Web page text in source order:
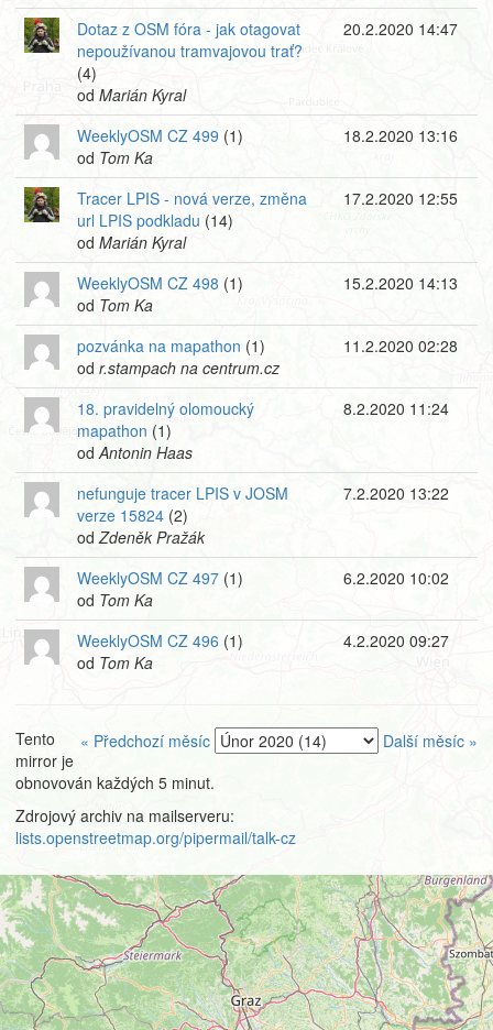
Dotaz z OSM fóra - jak otagovat
nepoužívanou tramvajovou trať?
(4)
od Marián Kyral
20.2.2020 14:47
WeeklyOSM CZ 499 (1)
od Tom Ka
18.2.2020 13:16
Tracer LPIS - nová verze, změna
url LPIS podkladu (14)
od Marián Kyral
17.2.2020 12:55
WeeklyOSM CZ 498 (1)
od Tom Ka
15.2.2020 14:13
pozvánka na mapathon (1)
od r.stampach na centrum.cz
11.2.2020 02:28
18. pravidelný olomoucký
mapathon (1)
odAntonin Haas
8.2.2020 11:24
nefunguje tracer LPIS v JOSM
verze 15824 (2)
odZdeněk Pražák
7.2.2020 13:22
WeeklyOSM CZ 497 (1)
od Tom Ka
6.2.2020 10:02
WeeklyOSM CZ 496 (1)
od Tom Ka
4.2.2020 09:27
« Předchozí měsíc Další měsíc »
Tento
mirror je
obnovován každých 5 minut.
Zdrojový archiv na mailserveru:
lists.openstreetmap.org/pipermail/talk-cz